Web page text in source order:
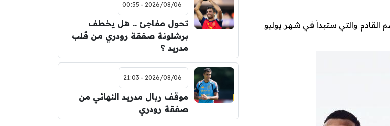
والتي ستبدأ في شهر يوليو
2026/08/06 - 00:55
تحول مفاجئ .. هل يخطف
برشلونة صفقة رودري من قلب
مدريد ؟
2026/08/06 - 21:03
موقف ريال مدريد النهائي من
صفقة رودري